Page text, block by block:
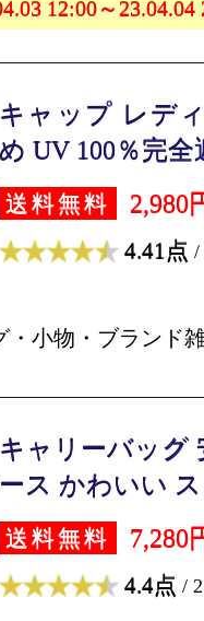
12:00～23.04.04
キャップ レデ
め UV 100％完全
送料無料 2,980
4.41点 /
・小物・ブランド
キャリーバッグ
ース かわいい
送料無料 7,280
4.4点 /